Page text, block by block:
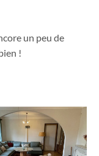
un peu de
!